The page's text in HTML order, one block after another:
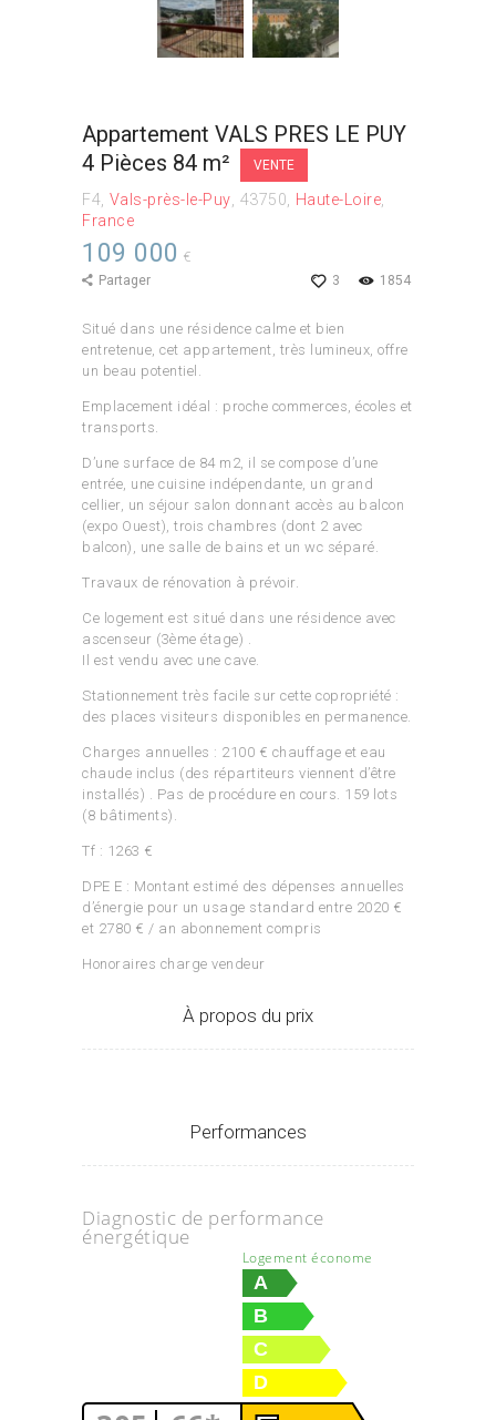
Appartement VALS PRES LE PUY
4 Pièces 84 m²
VENTE
F4 Vals-près-le-Puy 43750
Haute-Loire
France
109 000 €
1854
3
Partager
Situé dans une résidence calme et bien
entretenue, cet appartement, très lumineux, offre
un beau potentiel.
Emplacement idéal : proche commerces, écoles et
transports.
D’une surface de 84 m2, il se compose d’une
entrée, une cuisine indépendante, un grand
cellier, un séjour salon donnant accès au balcon
(expo Ouest), trois chambres (dont 2 avec
balcon), une salle de bains et un wc séparé.
Travaux de rénovation à prévoir.
Ce logement est situé dans une résidence avec
ascenseur (3ème étage) .
Il est vendu avec une cave.
Stationnement très facile sur cette copropriété :
des places visiteurs disponibles en permanence.
Charges annuelles : 2100 € chauffage et eau
chaude inclus (des répartiteurs viennent d’être
installés) . Pas de procédure en cours. 159 lots
(8 bâtiments).
Tf : 1263 €
DPE E : Montant estimé des dépenses annuelles
d’énergie pour un usage standard entre 2020 €
et 2780 € / an abonnement compris
Honoraires charge vendeur
À propos du prix
Performances
Diagnostic de performance
énergétique
Logement économe
A
B
C
D